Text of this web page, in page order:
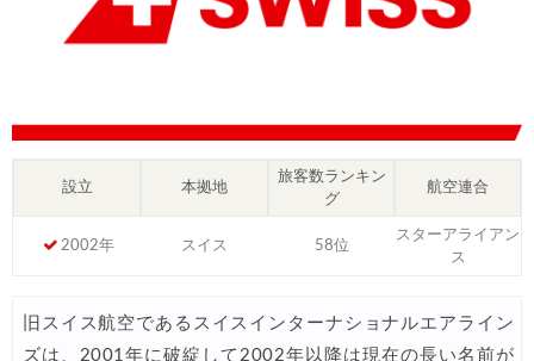
Trip.com) NY/ロンドン/タイ ホテル 10%OFFクーポン
07/25 Trip.com) 海外航空券(アジア) 6,900円~
07/24 HIS) 海外航空券 3,000円OFFクーポン
HIS) アイスランドツアー 最大30,000円OFFクーポン
07/23 Trip.com) 航空券＋ホテル 最大5,000円OFFクーポン
設立 本拠地
旅客数ランキン
グ
航空連合
2002年 スイス 58位
スターアライアン
ス
旧スイス航空であるスイスインターナショナルエアライン
ズは、2001年に破綻して2002年以降は現在の長い名前が